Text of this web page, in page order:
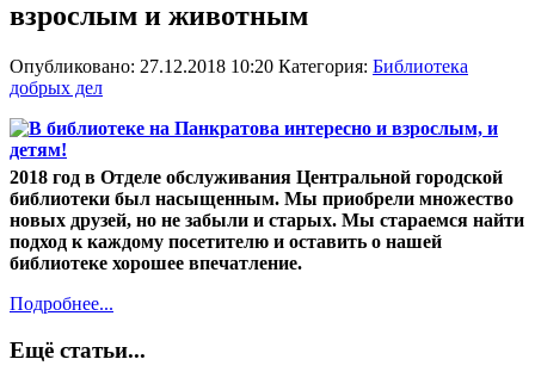
взрослым и животным
Опубликовано: 27.12.2018 10:20 Категория: Библиотека
добрых дел
2018 год в Отделе обслуживания Центральной городской
библиотеки был насыщенным. Мы приобрели множество
новых друзей, но не забыли и старых. Мы стараемся найти
подход к каждому посетителю и оставить о нашей
библиотеке хорошее впечатление.
Подробнее...
Ещё статьи...